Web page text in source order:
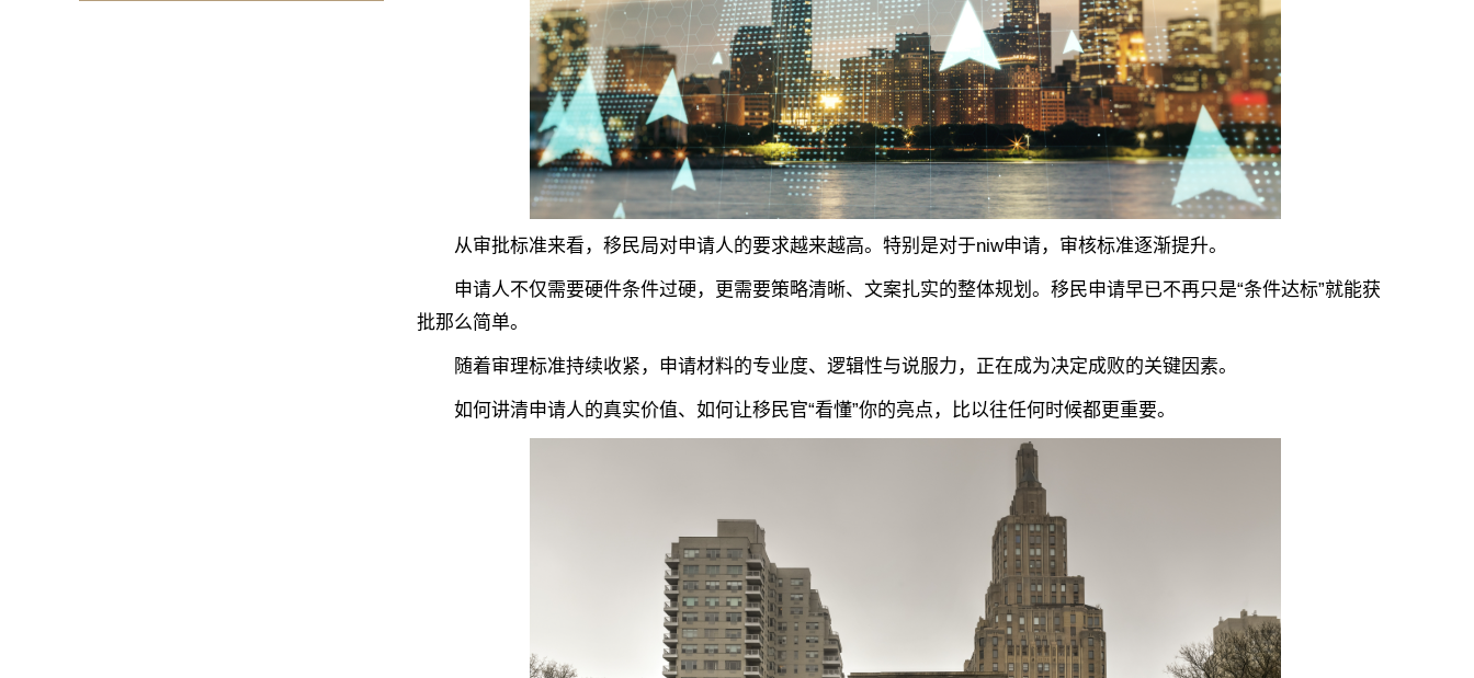
从审批标准来看，移民局对申请人的要求越来越高。特别是对于niw申请，审核标准逐渐提升。
申请人不仅需要硬件条件过硬，更需要策略清晰、文案扎实的整体规划。移民申请早已不再只是“条件达标”就能获
批那么简单。
随着审理标准持续收紧，申请材料的专业度、逻辑性与说服力，正在成为决定成败的关键因素。
如何讲清申请人的真实价值、如何让移民官“看懂”你的亮点，比以往任何时候都更重要。